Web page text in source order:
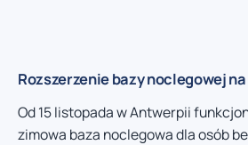
Rozszerzenie bazy noclegowej
Od 15 listopada w Antwerpii
zimowa baza noclegowa dla osób